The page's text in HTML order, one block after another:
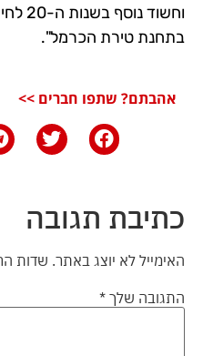
בתחנת טירת הכרמל".
אהבתם? שתפו חברים >>
כתיבת תגובה
האימייל לא יוצג באתר. שדות
התגובה שלך *